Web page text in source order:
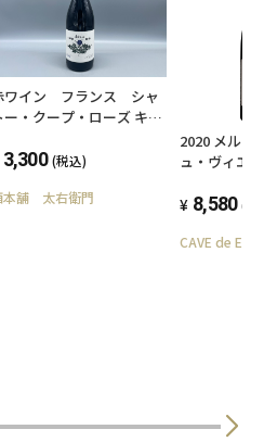
ワイン フランス シャ
ー・クープ・ローズ キュ
750ml 13.5度
3,300 (税込)
本舗 太右衛門
2020 メルキ
ュ・ヴィエ
ワ・ラキエ
8,580 (税
CAVE de